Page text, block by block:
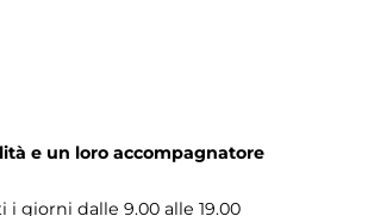
e un loro accompagnatore
giorni dalle 9.00 alle 19.00